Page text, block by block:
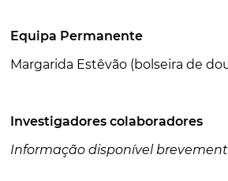
Equipa Permanente
Margarida Estêvão (bolseira de
Investigadores colaboradores
Informação disponível